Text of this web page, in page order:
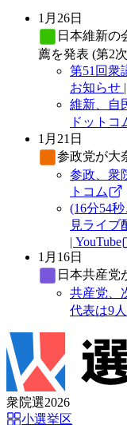
1月26日
日本維新の
薦を発表 (第2次
第51回衆
お知らせ
維新、自
ドットコ
1月21日
参政党が大
参政、衆
トコム
(16分54
見ライブ
| YouTube
1月16日
日本共産党
共産党、
代表は9
衆院選2026
小選挙区